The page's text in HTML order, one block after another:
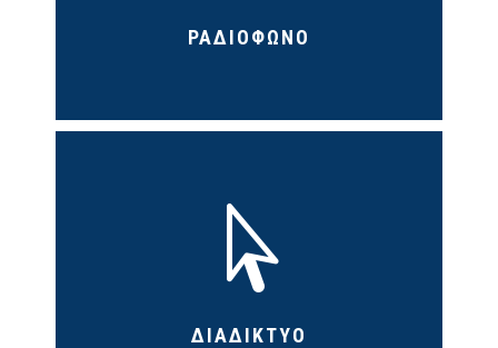
ΡΑΔΙΟΦΩΝΟ

ΔΙΑΔΙΚΤΥΟ